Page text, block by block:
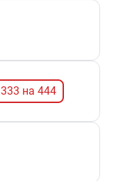
333 на 444